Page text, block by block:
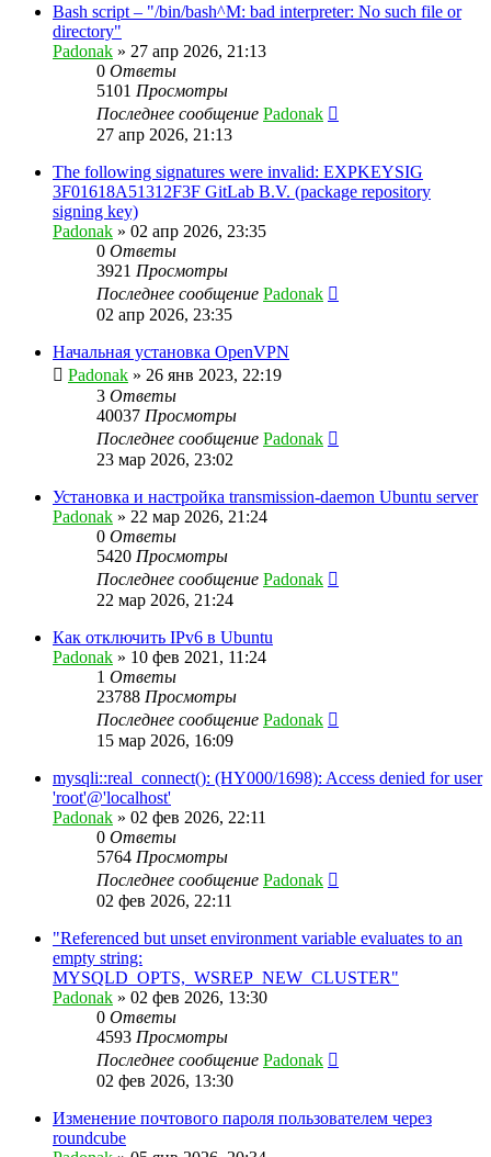
Bash script – "/bin/bash^M: bad interpreter: No such file or
directory"
Padonak » 27 апр 2026, 21:13
0 Ответы
5101 Просмотры
Последнее сообщение Padonak
27 апр 2026, 21:13
The following signatures were invalid: EXPKEYSIG
3F01618A51312F3F GitLab B.V. (package repository
signing key)
Padonak » 02 апр 2026, 23:35
0 Ответы
3921 Просмотры
Последнее сообщение Padonak
02 апр 2026, 23:35
Начальная установка OpenVPN
Padonak » 26 янв 2023, 22:19
3 Ответы
40037 Просмотры
Последнее сообщение Padonak
23 мар 2026, 23:02
Установка и настройка transmission-daemon Ubuntu server
Padonak » 22 мар 2026, 21:24
0 Ответы
5420 Просмотры
Последнее сообщение Padonak
22 мар 2026, 21:24
Как отключить IPv6 в Ubuntu
Padonak » 10 фев 2021, 11:24
1 Ответы
23788 Просмотры
Последнее сообщение Padonak
15 мар 2026, 16:09
mysqli::real_connect(): (HY000/1698): Access denied for user
'root'@'localhost'
Padonak » 02 фев 2026, 22:11
0 Ответы
5764 Просмотры
Последнее сообщение Padonak
02 фев 2026, 22:11
"Referenced but unset environment variable evaluates to an
empty string:
MYSQLD_OPTS,_WSREP_NEW_CLUSTER"
Padonak » 02 фев 2026, 13:30
0 Ответы
4593 Просмотры
Последнее сообщение Padonak
02 фев 2026, 13:30
Изменение почтового пароля пользователем через
roundcube